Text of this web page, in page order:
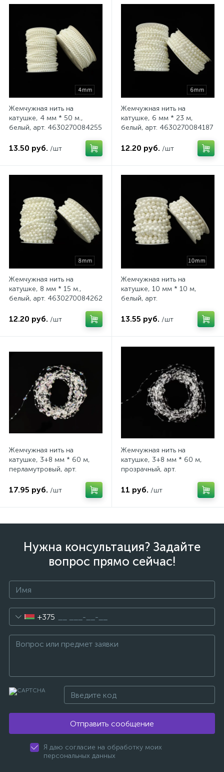
Жемчужная нить на
катушке, 4 мм * 50 м.,
белый, арт. 4630270084255
13.50 руб. /шт
Жемчужная нить на
катушке, 6 мм * 23 м,
белый, арт. 4630270084187
12.20 руб. /шт
Жемчужная нить на
катушке, 8 мм * 15 м.,
белый, арт. 4630270084262
12.20 руб. /шт
Жемчужная нить на
катушке, 10 мм * 10 м,
белый, арт.
13.55 руб. /шт
Жемчужная нить на
катушке, 3+8 мм * 60 м,
перламутровый, арт.
17.95 руб. /шт
Жемчужная нить на
катушке, 3+8 мм * 60 м,
прозрачный, арт.
11 руб. /шт
Нужна консультация? Задайте
вопрос прямо сейчас!
+375
Отправить сообщение
Я даю согласие на обработку моих
персональных данных